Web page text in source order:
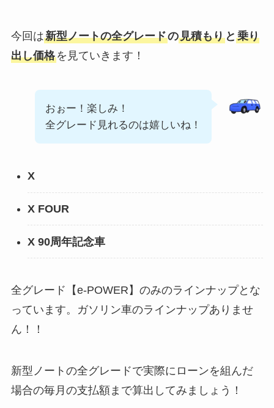
今回は新型ノートの全グレードの見積もりと 乗り
出し価格を見ていきます！
おぉー！楽しみ！
全グレード見れるのは嬉しいね！
X
X FOUR
X 90周年記念車
全グレード【e-POWER】のみのラインナップとな
っています。ガソリン車のラインナップありませ
ん！！
新型ノートの全グレードで実際にローンを組んだ
場合の毎月の支払額まで算出してみましょう！